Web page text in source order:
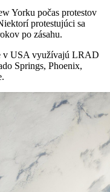
Yorku počas protestov
protestujúci sa
po zásahu.
v USA využívajú LRAD
Springs, Phoenix,